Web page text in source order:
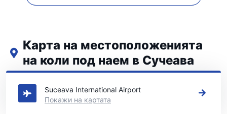
Карта на местоположенията
на коли под наем в Сучеава
Вижте нашите основни места за коли под наем в Сучеава
Suceava International Airport
Покажи на картата